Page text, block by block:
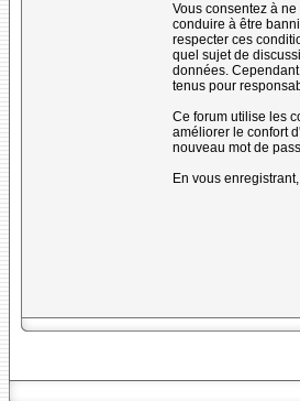
Vous consentez à
conduire à être
respecter ces
quel sujet de
données.
tenus pour
Ce forum utilise les
améliorer le confort
nouveau mot de
En vous